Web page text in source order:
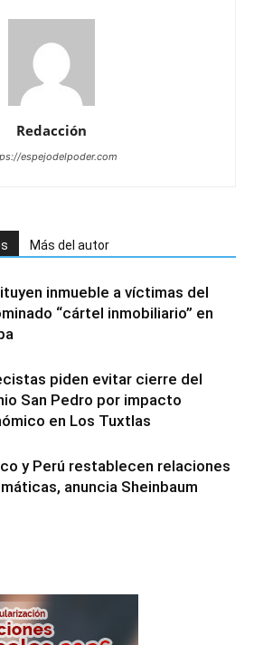
Redacción
espejodelpoder.com
Más del autor
inmueble a víctimas del
“cártel inmobiliario” en
piden evitar cierre del
San Pedro por impacto
en Los Tuxtlas
y Perú restablecen relaciones
anuncia Sheinbaum